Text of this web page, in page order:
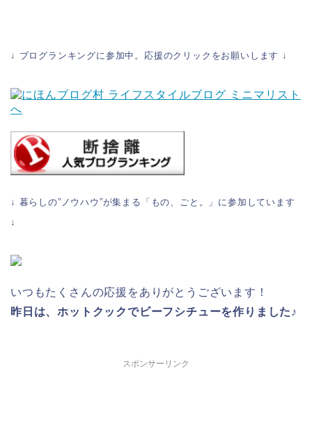
↓ ブログランキングに参加中。応援のクリックをお願いします ↓
↓ 暮らしの”ノウハウ”が集まる「もの、ごと。」に参加しています
↓
いつもたくさんの応援をありがとうございます！
昨日は、ホットクックでビーフシチューを作りました♪
スポンサーリンク